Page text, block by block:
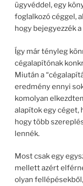
ügyvéddel, egy
foglalkozó céggel,
hogy bejegyezzék
Így már tényleg
cégalapítónak
Miután a
eredmény ennyi
komolyan
alapítok egy céget,
hogy több
lennék.
Most csak egy
mellett azért
olyan